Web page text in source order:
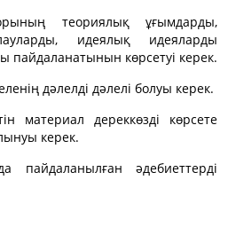
теориялық ұғымдарды,
идеялық идеяларды
пайдаланатынын көрсетуі керек.
дәлелді дәлелі болуы керек.
материал дереккөзді көрсете
керек.
әдебиеттерді